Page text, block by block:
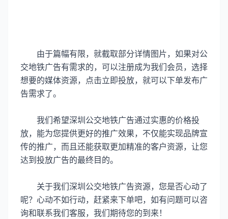
由于篇幅有限，就截取部分详情图片，如果对公
交地铁广告有需求的，可以注册成为我们会员，选择
想要的媒体资源，点击立即投放，就可以下单发布广
告需求了。
我们希望深圳公交地铁广告通过实惠的价格投
放， 能为您提供更好的推广效果，不仅能实现品牌宣
传的推广，而且还能获取更加精准的客户资源，让您
达到投放广告的最终目的。
关于我们深圳公交地铁广告资源，您是否心动了
呢？心动不如行动，赶紧来下单吧，如有问题可以咨
询和联系我们客服，我们期待您的到来！